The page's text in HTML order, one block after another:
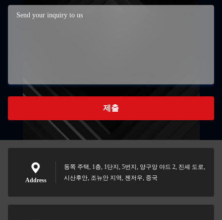
제출
Address
동쪽 주택, 1층, 1단지, 5번지, 양구앙 야드 2, 진셰 도로,
시산후안, 조뉴안 지역, 젠저우, 중국